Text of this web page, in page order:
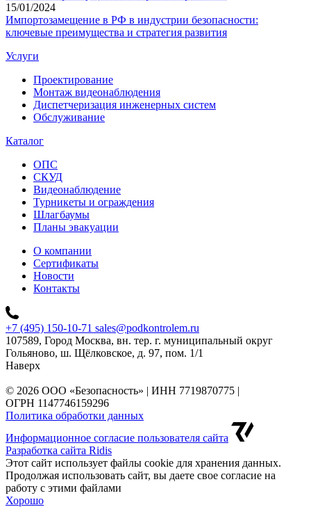
15/01/2024
Импортозамещение в РФ в индустрии безопасности:
ключевые преимущества и стратегия развития
Услуги
Проектирование
Монтаж видеонаблюдения
Диспетчеризация инженерных систем
Обслуживание
Каталог
ОПС
СКУД
Видеонаблюдение
Турникеты и ограждения
Шлагбаумы
Планы эвакуации
О компании
Сертификаты
Новости
Контакты
+7 (495) 150-10-71 sales@podkontrolem.ru
107589, Город Москва, вн. тер. г. муниципальный округ
Гольяново, ш. Щёлковское, д. 97, пом. 1/1
Наверх
© 2026 ООО «Безопасность» | ИНН 7719870775 |
ОГРН 1147746159296
Политика обработки данных
Информационное согласие пользователя сайта
Разработка сайта Ridis
Этот сайт использует файлы cookie для хранения данных.
Продолжая использовать сайт, вы даете свое согласие на
работу с этими файлами
Хорошо